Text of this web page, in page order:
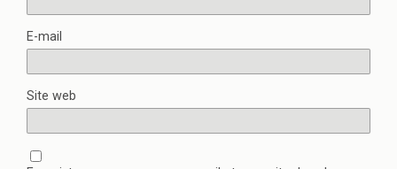
E-mail
Site web